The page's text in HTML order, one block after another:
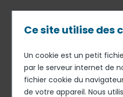
principal
Fil
d'Ariane
19 NOV 18
Jean-Yves
directeur
Ce site utilise des
Un cookie est un petit
par le serveur internet de
fichier cookie du
de votre appareil. Nous